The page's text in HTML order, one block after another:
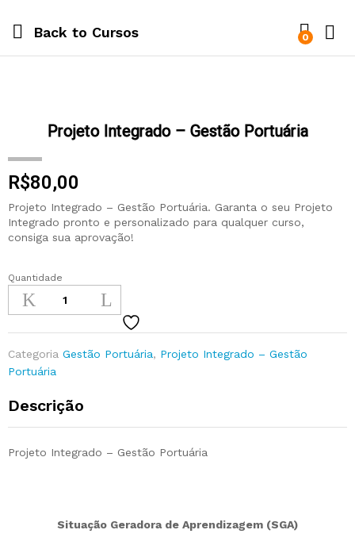
Back to Cursos 0
Projeto Integrado – Gestão Portuária
R$80,00
Projeto Integrado – Gestão Portuária. Garanta o seu Projeto
Integrado pronto e personalizado para qualquer curso,
consiga sua aprovação!
Quantidade
Categoria Gestão Portuária, Projeto Integrado – Gestão
Portuária
Descrição
Projeto Integrado – Gestão Portuária
Situação Geradora de Aprendizagem (SGA)